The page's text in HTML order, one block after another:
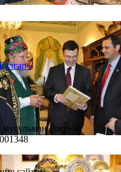
России